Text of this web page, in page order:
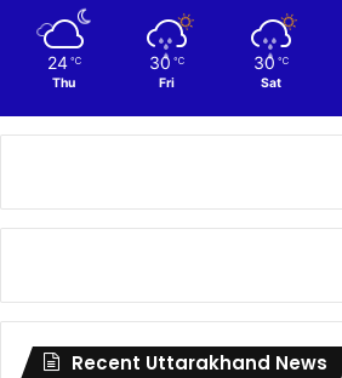
24 ℃
Thu
30 ℃
Fri
30 ℃
Sat
Recent Uttarakhand News